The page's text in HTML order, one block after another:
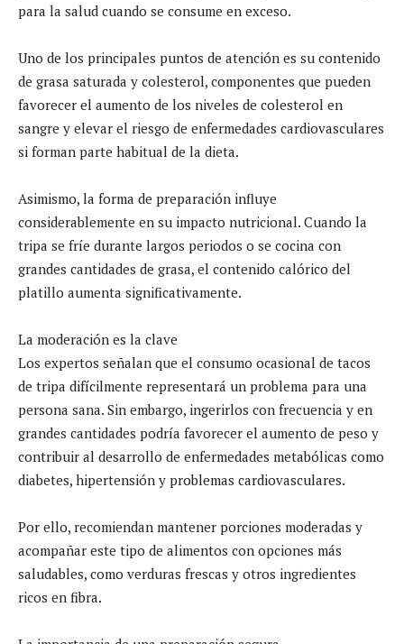
para la salud cuando se consume en exceso.
Uno de los principales puntos de atención es su contenido
de grasa saturada y colesterol, componentes que pueden
favorecer el aumento de los niveles de colesterol en
sangre y elevar el riesgo de enfermedades cardiovasculares
si forman parte habitual de la dieta.
Asimismo, la forma de preparación influye
considerablemente en su impacto nutricional. Cuando la
tripa se fríe durante largos periodos o se cocina con
grandes cantidades de grasa, el contenido calórico del
platillo aumenta significativamente.
La moderación es la clave
Los expertos señalan que el consumo ocasional de tacos
de tripa difícilmente representará un problema para una
persona sana. Sin embargo, ingerirlos con frecuencia y en
grandes cantidades podría favorecer el aumento de peso y
contribuir al desarrollo de enfermedades metabólicas como
diabetes, hipertensión y problemas cardiovasculares.
Por ello, recomiendan mantener porciones moderadas y
acompañar este tipo de alimentos con opciones más
saludables, como verduras frescas y otros ingredientes
ricos en fibra.